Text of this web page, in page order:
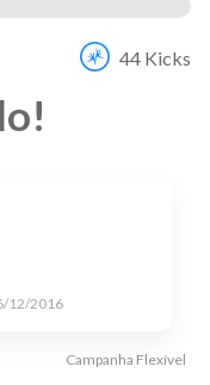
44 Kicks
!
12/2016
Campanha Flexível